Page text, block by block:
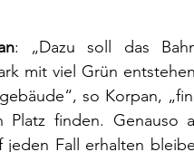
: „Dazu soll das
mit viel Grün
so Korpan,
Platz finden. Genauso
jeden Fall erhalten